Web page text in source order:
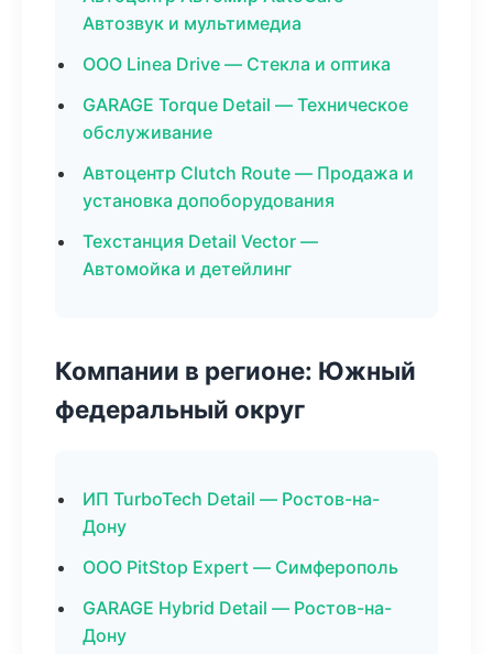
Автозвук и мультимедиа
ООО Linea Drive — Стекла и оптика
GARAGE Torque Detail — Техническое
обслуживание
Автоцентр Clutch Route — Продажа и
установка допоборудования
Техстанция Detail Vector —
Автомойка и детейлинг
Компании в регионе: Южный
федеральный округ
ИП TurboTech Detail — Ростов-на-
Дону
ООО PitStop Expert — Симферополь
GARAGE Hybrid Detail — Ростов-на-
Дону